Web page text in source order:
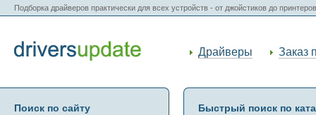
Подборка драйверов практически для всех устройств - от джойстиков до
Драйверы Заказ
Поиск по сайту Быстрый поиск по